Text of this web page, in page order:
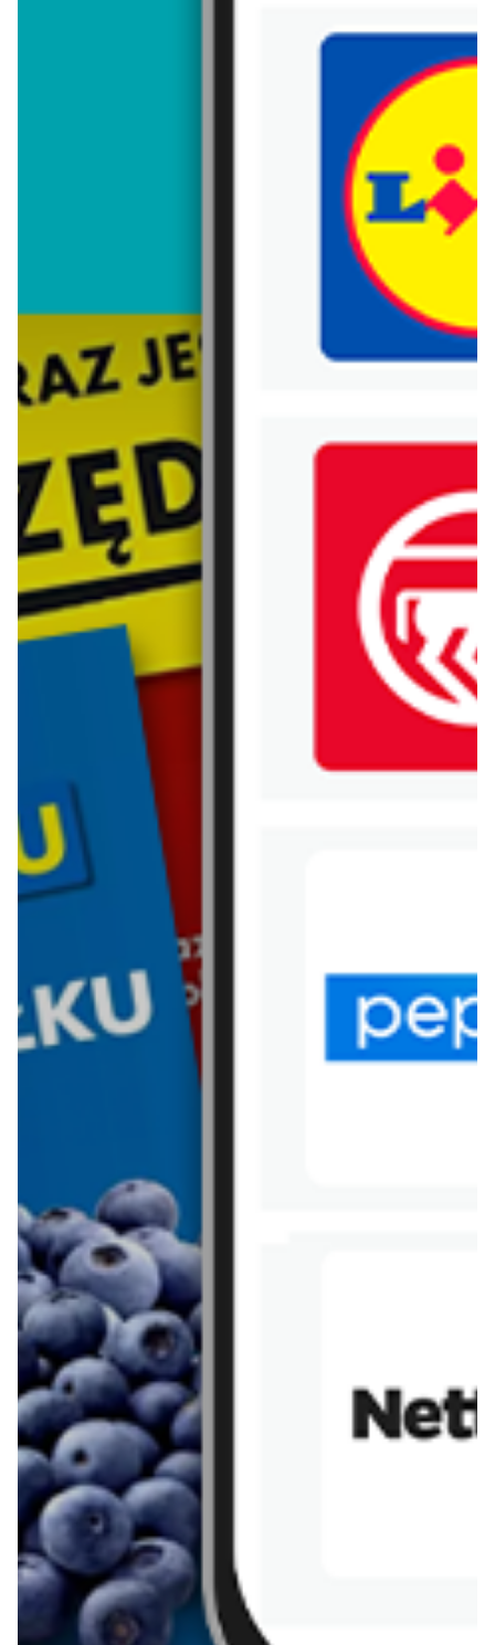
Trafiłeś na nieaktualną gazetkę
Zobacz aktualne gazetki Blix!
aktualna
Market Point
aktualna
Oferta od czwartku
WIĘCEJ GAZETEK MARKET